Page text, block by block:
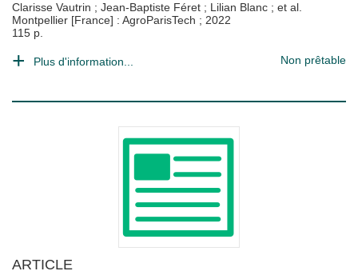
Clarisse Vautrin ; Jean-Baptiste Féret ; Lilian Blanc ; et al.
Montpellier [France] : AgroParisTech ; 2022
115 p.
Plus d'information... Non prêtable
ARTICLE